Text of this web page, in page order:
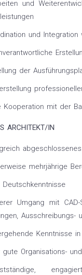
und
und Integration
der
Kooperation mit der
ARCHITEKT/IN
mehrjährige
Deutschkenntnisse
Umgang mit
Ausschreibungs-
Kenntnisse
gute Organisations-